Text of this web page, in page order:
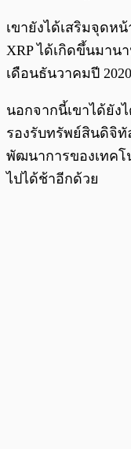
เขายังได้เสริมจุดห
XRP ได้เกิดขึ้นมาน
เดือนธันวาคมปี
นอกจากนี้เขาได้ยัง
รองรับทรัพย์สินดิจิทั
พัฒนาการของเทคโ
ไปได้ช้าอีกด้วย